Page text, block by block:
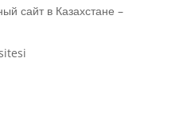
сайт в Казахстане –